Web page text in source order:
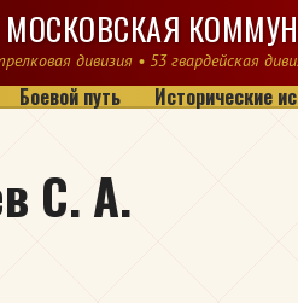
МОСКОВСКАЯ
дивизия • 53 гвардейская
Боевой путь Исторические
С. А.